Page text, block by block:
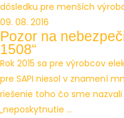
dôsledku pre menších
09. 08. 2016
Pozor na
1508“
Rok 2015 sa pre výrobcov
pre SAPI niesol v znamení
riešenie toho čo sme nazvali
„neposkytnutie ...